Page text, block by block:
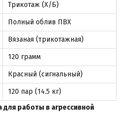
Трикотаж (Х/Б)
Полный облив ПВХ
Вязаная (трикотажная)
120 грамм
Красный (сигнальный)
120 пар (14.5 кг)
для работы в агрессивной